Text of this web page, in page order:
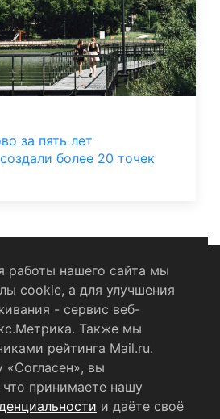
за пять лет
более 20 точек
конфиденциальности
персональных данных
RSS-лента
работы нашего сайта мы
cookie, а для улучшения
- сервис веб-
Также мы
рейтинга Mail.ru.
вы
принимаете нашу
и даёте своё